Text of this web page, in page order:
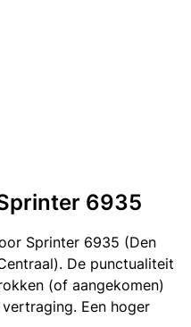
6935
Sprinter 6935 (Den
De punctualiteit
(of aangekomen)
Een hoger